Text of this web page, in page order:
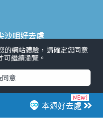
本週好去處
沙咀好去處
去處 旺角好去處 社會
#美食社群熱話
程式
#限時搶
中心 #著數 #網絡熱話
網站體驗，請確定您同意
可繼續瀏覽。
意